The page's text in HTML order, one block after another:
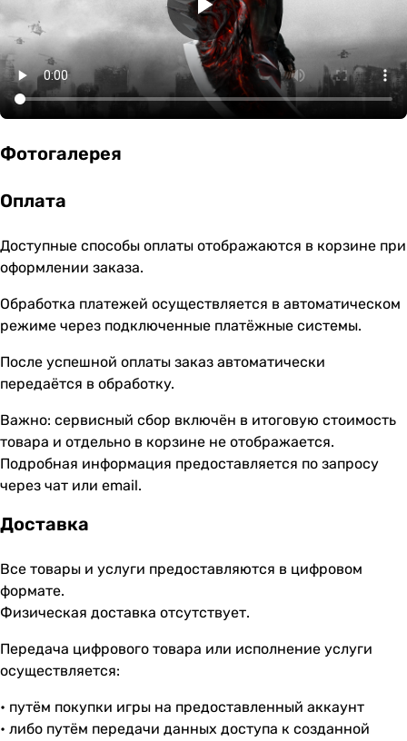
Фотогалерея
Оплата
Доступные способы оплаты отображаются в корзине при
оформлении заказа.
Обработка платежей осуществляется в автоматическом
режиме через подключенные платёжные системы.
После успешной оплаты заказ автоматически
передаётся в обработку.
Важно: сервисный сбор включён в итоговую стоимость
товара и отдельно в корзине не отображается.
Подробная информация предоставляется по запросу
через чат или email.
Доставка
Все товары и услуги предоставляются в цифровом
формате.
Физическая доставка отсутствует.
Передача цифрового товара или исполнение услуги
осуществляется:
• путём покупки игры на предоставленный аккаунт
• либо путём передачи данных доступа к созданной